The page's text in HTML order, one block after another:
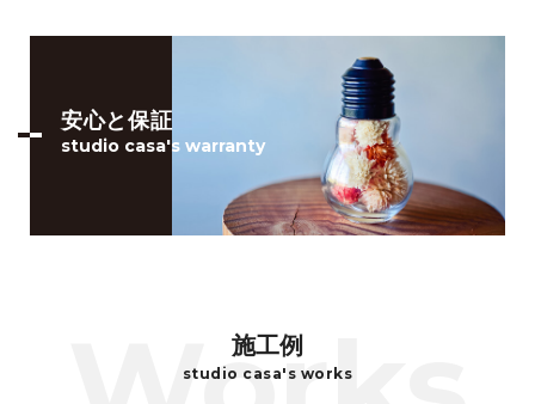
安心と保証
studio casa's warranty
施工例
studio casa's works